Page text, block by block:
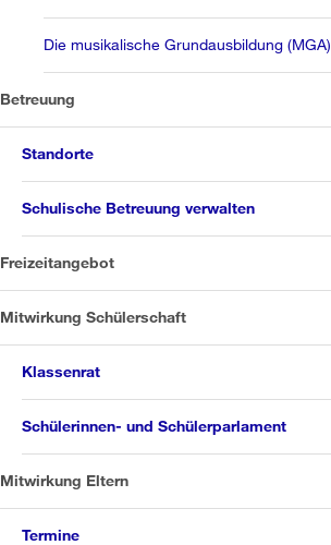
Die musikalische Grundausbildung (MGA)
Betreuung
Standorte
Schulische Betreuung verwalten
Freizeitangebot
Mitwirkung Schülerschaft
Klassenrat
Schülerinnen- und Schülerparlament
Mitwirkung Eltern
Termine